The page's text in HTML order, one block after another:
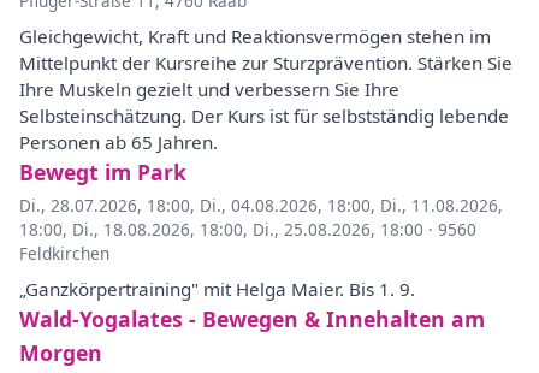
Gleichgewicht, Kraft und Reaktionsvermögen stehen im
Mittelpunkt der Kursreihe zur Sturzprävention. Stärken Sie
Ihre Muskeln gezielt und verbessern Sie Ihre
Selbsteinschätzung. Der Kurs ist für selbstständig lebende
Personen ab 65 Jahren.
Bewegt im Park
Di., 28.07.2026, 18:00, Di., 04.08.2026, 18:00, Di., 11.08.2026,
18:00, Di., 18.08.2026, 18:00, Di., 25.08.2026, 18:00 · 9560
Feldkirchen
„Ganzkörpertraining" mit Helga Maier. Bis 1. 9.
Wald-Yogalates - Bewegen & Innehalten am
Morgen